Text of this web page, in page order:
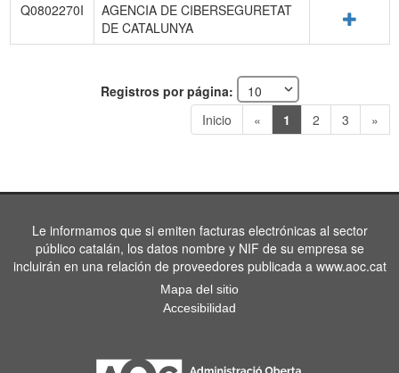
Q0802270I
AGENCIA DE CIBERSEGURETAT
DE CATALUNYA
Registros por página:
Inicio
« 1 2 3 »
Le informamos que si emiten facturas electrónicas al sector
público catalán, los datos nombre y NIF de su empresa se
incluirán en una relación de proveedores publicada a www.aoc.cat
Mapa del sitio
Accesibilidad